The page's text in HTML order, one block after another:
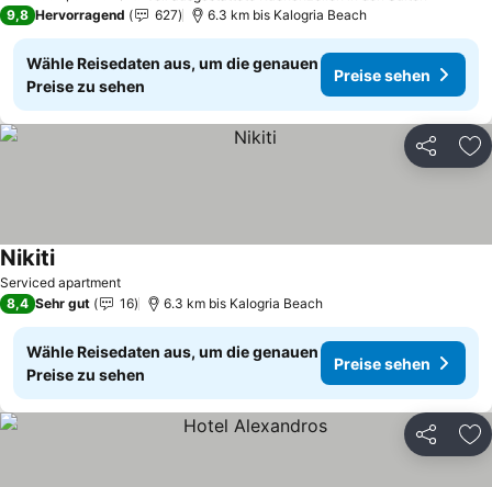
9,8 Hervorragend 627 6.3 km bis Kalogria Beach
Wähle Reisedaten aus, um die genauen
Preise zu sehen
Preise sehen
Teilen
Serviced apartment
NikitiPreise sehen
8,4 Sehr gut 16 6.3 km bis Kalogria Beach
Wähle Reisedaten aus, um die genauen
Preise zu sehen
Preise sehen
Teilen